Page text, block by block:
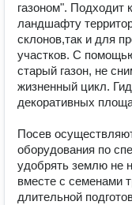
газоном". Подходит
ландшафту
склонов,так и для
участков. С
старый газон, не
жизненный цикл.
декоративных
Посев
оборудования по
удобрять землю не
вместе с семенами
длительной